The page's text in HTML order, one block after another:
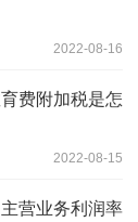
2022-08-16
费附加税是怎
2022-08-15
营业务利润率